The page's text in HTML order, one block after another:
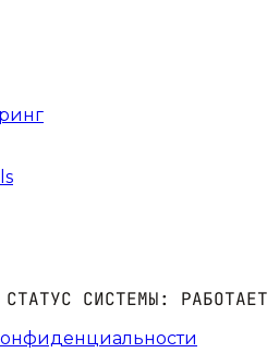
СИСТЕМЫ: РАБОТАЕТ